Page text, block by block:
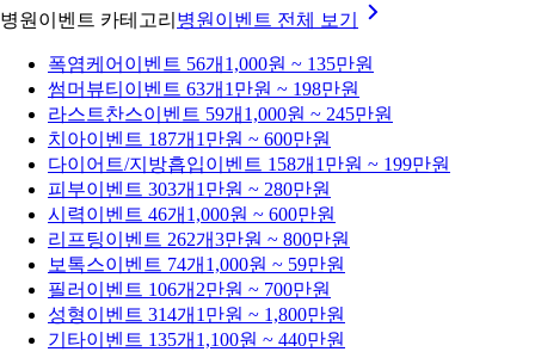
병원이벤트 카테고리 병원이벤트 전체 보기
폭염케어 이벤트 56개 1,000원 ~ 135만원
썸머뷰티 이벤트 63개 1만원 ~ 198만원
라스트찬스이벤트 59개 1,000원 ~ 245만원
치아이벤트 187개 1만원 ~ 600만원
다이어트/지방흡입이벤트 158개 1만원 ~ 199만원
피부이벤트 303개 1만원 ~ 280만원
시력이벤트 46개 1,000원 ~ 600만원
리프팅이벤트 262개3만원 ~ 800만원
보톡스이벤트 74개 1,000원 ~ 59만원
필러 이벤트 106개 2만원 ~ 700만원
성형이벤트 314개 1만원 ~ 1,800만원
기타이벤트 135개 1,100원 ~ 440만원